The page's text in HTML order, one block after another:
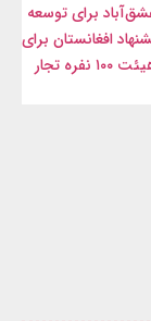
برای توسعه
افغانستان برای
میزبانی از هیئت ۱۰۰ نفره تجار